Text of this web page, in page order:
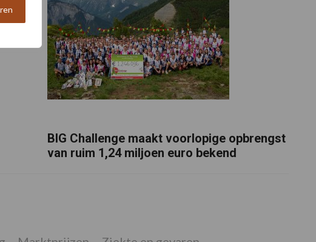
BIG Challenge maakt voorlopige opbrengst
van ruim 1,24 miljoen euro bekend